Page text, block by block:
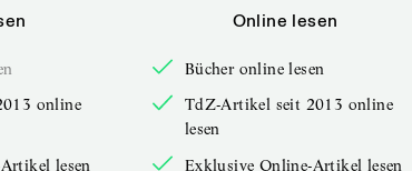
online
lesen
Online lesen
Bücher online lesen
TdZ-Artikel seit 2013 online
lesen
Exklusive Online-Artikel lesen